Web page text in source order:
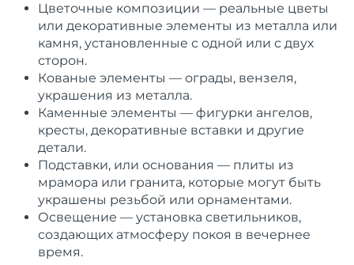
Цветочные композиции — реальные цветы
или декоративные элементы из металла или
камня, установленные с одной или с двух
сторон.
Кованые элементы — ограды, вензеля,
украшения из металла.
Каменные элементы — фигурки ангелов,
кресты, декоративные вставки и другие
детали.
Подставки, или основания — плиты из
мрамора или гранита, которые могут быть
украшены резьбой или орнаментами.
Освещение — установка светильников,
создающих атмосферу покоя в вечернее
время.